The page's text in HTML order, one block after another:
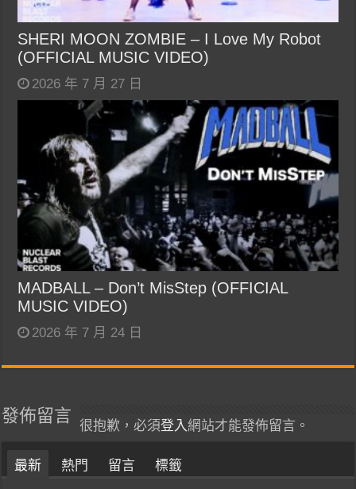
SHERI MOON ZOMBIE – I Love My Robot
(OFFICIAL MUSIC VIDEO)
2026 年 7 月 27 日
MADBALL – Don’t MisStep (OFFICIAL
MUSIC VIDEO)
2026 年 7 月 24 日
發佈留言
很抱歉，必須登入網站才能發佈留言。
最新 熱門 留言 標籤